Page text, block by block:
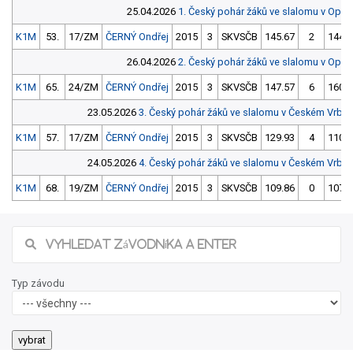
25.04.2026 1. Český pohár žáků ve slalomu v
K1M 53. 17/ZM ČERNÝ Ondřej 2015 3 SKVSČB 145.67 2
26.04.2026 2. Český pohár žáků ve slalomu v
K1M 65. 24/ZM ČERNÝ Ondřej 2015 3 SKVSČB 147.57 6
23.05.2026 3. Český pohár žáků ve slalomu v Českém
K1M 57. 17/ZM ČERNÝ Ondřej 2015 3 SKVSČB 129.93 4
24.05.2026 4. Český pohár žáků ve slalomu v Českém
K1M 68. 19/ZM ČERNÝ Ondřej 2015 3 SKVSČB 109.86 0
Typ závodu